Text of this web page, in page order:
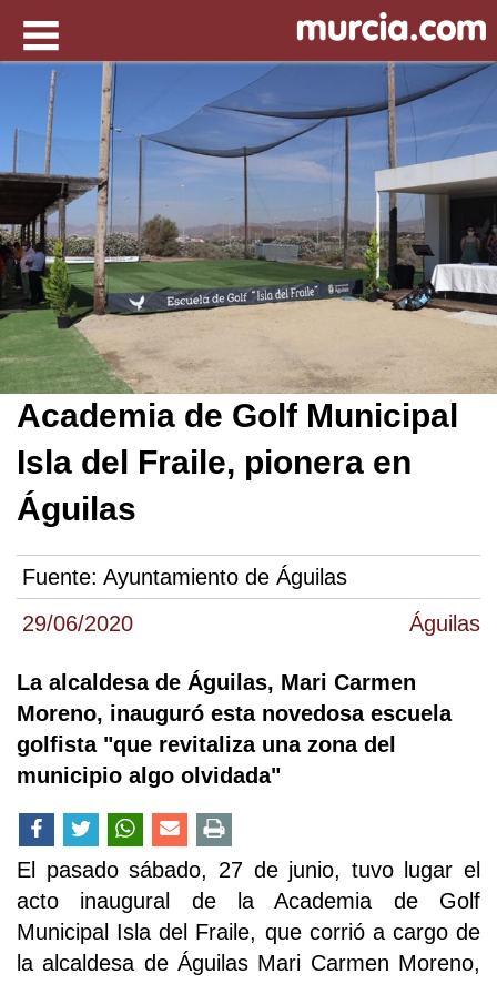
29/06/2020 Águilas
Academia de Golf Municipal
Isla del Fraile, pionera en
Águilas
Fuente: Ayuntamiento de Águilas
La alcaldesa de Águilas, Mari Carmen
Moreno, inauguró esta novedosa escuela
golfista "que revitaliza una zona del
municipio algo olvidada"
El pasado sábado, 27 de junio, tuvo lugar el
acto inaugural de la Academia de Golf
Municipal Isla del Fraile, que corrió a cargo de
la alcaldesa de Águilas Mari Carmen Moreno,